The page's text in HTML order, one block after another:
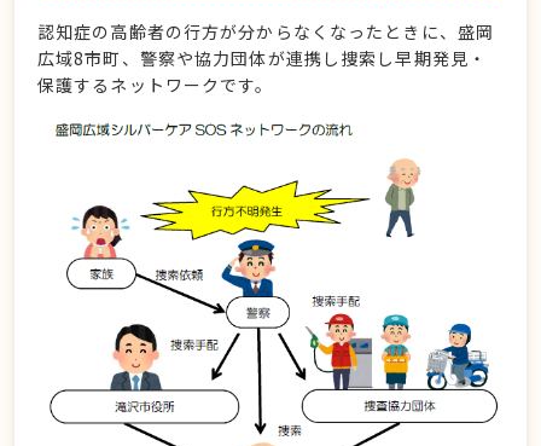
認知症の高齢者の行方が分からなくなったときに、盛岡
広域8市町、警察や協力団体が連携し捜索し早期発見・
保護するネットワークです。